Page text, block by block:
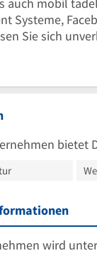
Systeme,
Sie sich
bietet
wird